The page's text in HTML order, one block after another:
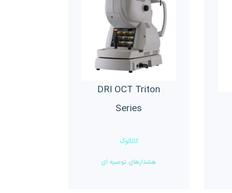
DRI OCT Triton
Series
کاتالوگ
هشدارهای توصیه ای